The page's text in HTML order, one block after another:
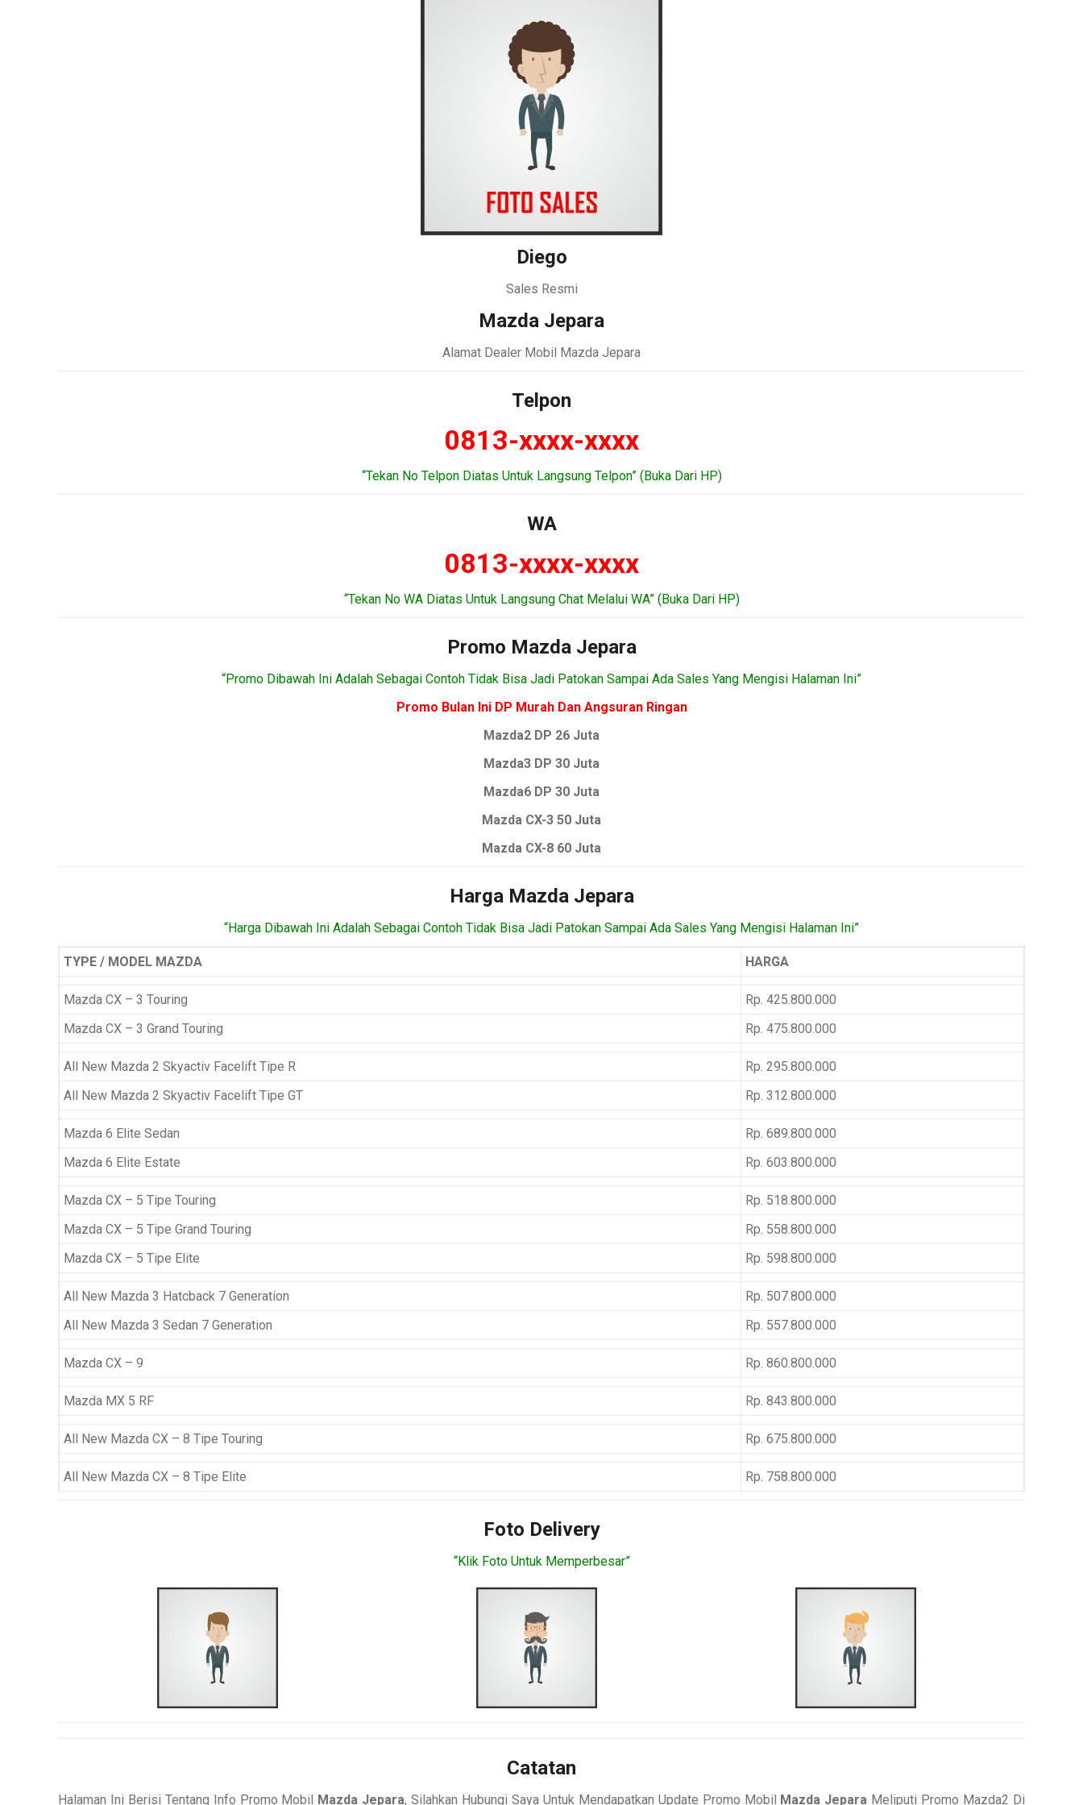
Diego
Sales Resmi
Mazda Jepara
Alamat Dealer Mobil Mazda Jepara
Telpon
0813-xxxx-xxxx
“Tekan No Telpon Diatas Untuk Langsung Telpon” (Buka Dari HP)
WA
0813-xxxx-xxxx
“Tekan No WA Diatas Untuk Langsung Chat Melalui WA” (Buka Dari HP)
Promo Mazda Jepara
“Promo Dibawah Ini Adalah Sebagai Contoh Tidak Bisa Jadi Patokan Sampai Ada Sales Yang Mengisi Halaman Ini”
Promo Bulan Ini DP Murah Dan Angsuran Ringan
Mazda2 DP 26 Juta
Mazda3 DP 30 Juta
Mazda6 DP 30 Juta
Mazda CX-3 50 Juta
Mazda CX-8 60 Juta
Harga Mazda Jepara
“Harga Dibawah Ini Adalah Sebagai Contoh Tidak Bisa Jadi Patokan Sampai Ada Sales Yang Mengisi Halaman Ini”
TYPE / MODEL MAZDA HARGA
Mazda CX – 3 Touring
Rp. 425.800.000
Mazda CX – 3 Grand Touring
Rp. 475.800.000
All New Mazda 2 Skyactiv Facelift Tipe R
Rp. 295.800.000
All New Mazda 2 Skyactiv Facelift Tipe GT
Rp. 312.800.000
Mazda 6 Elite Sedan
Rp. 689.800.000
Mazda 6 Elite Estate
Rp. 603.800.000
Mazda CX – 5 Tipe Touring
Rp. 518.800.000
Mazda CX – 5 Tipe Grand Touring
Rp. 558.800.000
Mazda CX – 5 Tipe Elite
Rp. 598.800.000
All New Mazda 3 Hatcback 7 Generation
Rp. 507.800.000
All New Mazda 3 Sedan 7 Generation
Rp. 557.800.000
Mazda CX – 9 Rp. 860.800.000
Mazda MX 5 RF Rp. 843.800.000
All New Mazda CX – 8 Tipe Touring Rp. 675.800.000
All New Mazda CX – 8 Tipe Elite Rp. 758.800.000
Foto Delivery
“Klik Foto Untuk Memperbesar”
Catatan
Halaman Ini Berisi Tentang Info Promo Mobil Mazda Jepara, Silahkan Hubungi Saya Untuk Mendapatkan Update Promo Mobil Mazda Jepara Meliputi Promo Mazda2 Di